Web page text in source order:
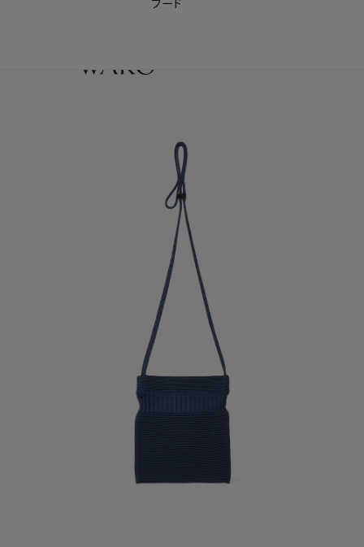
【会員様限定】夏のプレゼントキャンペーン開催中
フード